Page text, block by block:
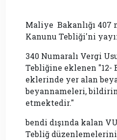
Maliye Bakanlığı 407
Kanunu Tebliği'ni
340 Numaralı Vergi
Tebliğine eklenen "12-
eklerinde yer alan
beyannameleri,
etmektedir."
bendi dışında kalan
Tebliğ